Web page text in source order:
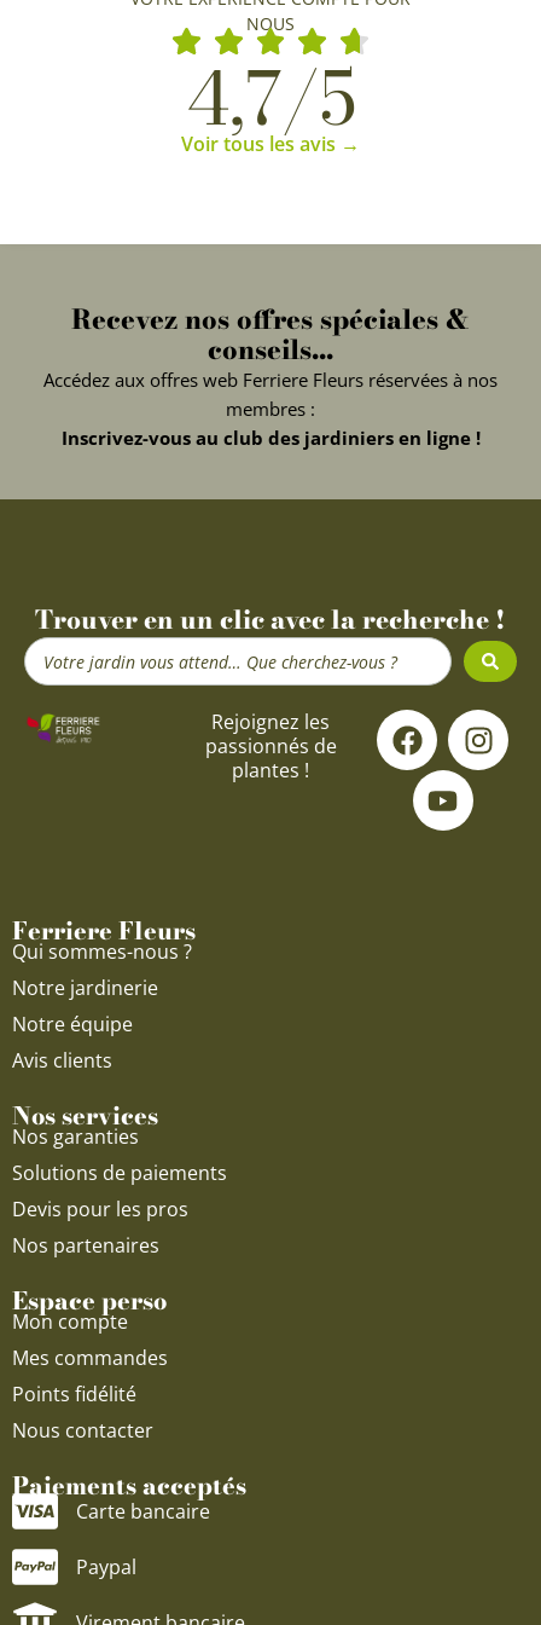
NOUS
4,7/5
Voir tous les avis →
Recevez nos offres spéciales &
conseils...
Accédez aux offres web Ferriere Fleurs réservées à nos
membres :
Inscrivez-vous au club des jardiniers en ligne !
Trouver en un clic avec la recherche !
Search
...
Rejoignez les
passionnés de
plantes !
F
a
c
e
I
n
s
Y
o
u
t
u
Ferriere Fleurs
Qui sommes-nous ?
Notre jardinerie
Notre équipe
Avis clients
Nos services
Nos garanties
Solutions de paiements
Devis pour les pros
Nos partenaires
Espace perso
Mon compte
Mes commandes
Points fidélité
Nous contacter
Paiements acceptés
Carte bancaire
Paypal